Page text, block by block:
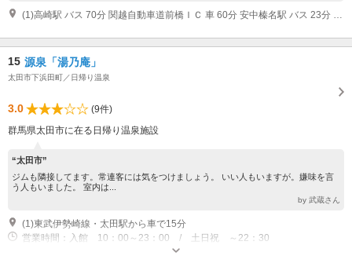
(1)高崎駅 バス 70分 関越自動車道前橋ＩＣ 車 60分 安中榛名駅 バス 23分 無料送迎バスあり
15 源泉「湯乃庵」
太田市下浜田町／日帰り温泉
3.0
(9件)
群馬県太田市に在る日帰り温泉施設
“太田市”
ジムも隣接してます。常連客には気をつけましょう。 いい人もいますが。嫌味を言
う人もいました。 室内は...
by 武蔵さん
(1)東武伊勢崎線・太田駅から車で15分
営業時間：入館 10：00～23：00 / 土日祝 ～22：30